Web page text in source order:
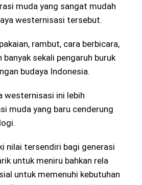
muda yang sangat mudah
westernisasi tersebut.
rambut, cara berbicara,
sekali pengaruh buruk
budaya Indonesia.
westernisasi ini lebih
muda yang baru cenderung
nilai tersendiri bagi generasi
untuk meniru bahkan rela
untuk memenuhi kebutuhan